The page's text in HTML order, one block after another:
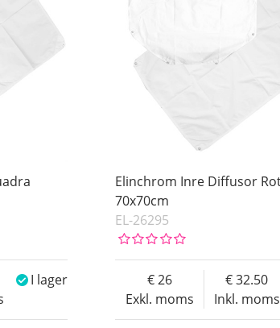
I lager
Elinchrom Inre Diffusor
70x70cm
EL-26295
Exkl. moms
26
Inkl. moms
32.50